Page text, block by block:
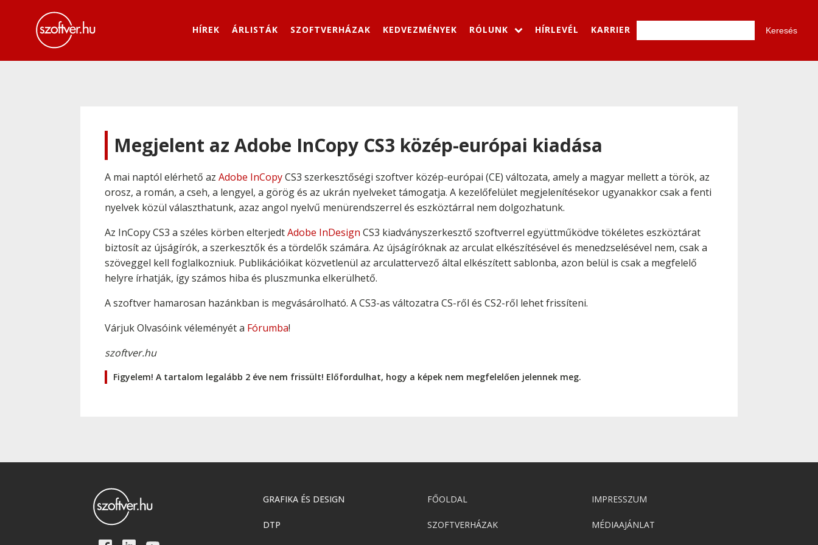
HÍREK ÁRLISTÁK SZOFTVERHÁZAK KEDVEZMÉNYEK RÓLUNK HÍRLEVÉL KARRIER
Megjelent az Adobe InCopy CS3 közép-európai kiadása
A mai naptól elérhető az Adobe InCopyCS3 szerkesztőségi szoftver közép-európai (CE) változata, amely a magyar mellett a török, az
orosz, a román, a cseh, a lengyel, a görög és az ukrán nyelveket támogatja. A kezelőfelület megjelenítésekor ugyanakkor csak a fenti
nyelvek közül választhatunk, azaz angol nyelvű menürendszerrel és eszköztárral nem dolgozhatunk.
Az InCopy CS3 a széles körben elterjedtAdobe InDesign CS3 kiadványszerkesztő szoftverrel együttműködve tökéletes eszköztárat
biztosít az újságírók, a szerkesztők és a tördelők számára. Az újságíróknak az arculat elkészítésével és menedzselésével nem, csak a
szöveggel kell foglalkozniuk. Publikációikat közvetlenül az arculattervező által elkészített sablonba, azon belül is csak a megfelelő
helyre írhatják, így számos hiba és pluszmunka elkerülhető.
A szoftver hamarosan hazánkban is megvásárolható. A CS3-as változatra CS-ről és CS2-ről lehet frissíteni.
Várjuk Olvasóink véleményét a Fórumba!
szoftver.hu
Figyelem! A tartalom legalább 2 éve nem frissült! Előfordulhat, hogy a képek nem megfelelően jelennek meg.
GRAFIKA ÉS DESIGN
DTP
FŐOLDAL
SZOFTVERHÁZAK
IMPRESSZUM
MÉDIAAJÁNLAT